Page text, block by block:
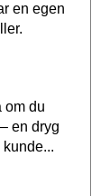
en egen
om du
en dryg